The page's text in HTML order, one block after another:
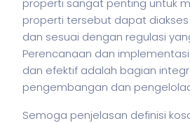
properti sangat penting untuk
properti tersebut dapat
dan sesuai dengan regulasi
Perencanaan dan
dan efektif adalah bagian
pengembangan dan
Semoga penjelasan definisi